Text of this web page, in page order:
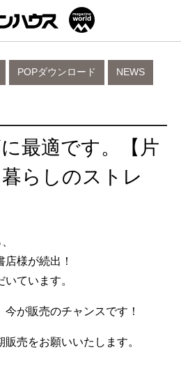
NEWS
POPダウンロード
最適です。【片
らしのストレ
様が続出！
ています。
が販売のチャンスです！
売をお願いいたします。